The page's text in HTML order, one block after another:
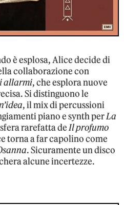
è esplosa, Alice decide di
collaborazione con
allarmi, che esplora nuove
Si distinguono le
, il mix di percussioni
piano e synth perLa
rarefatta deIl profumo
torna a far capolino come
. Sicuramente un disco
alcune incertezze.